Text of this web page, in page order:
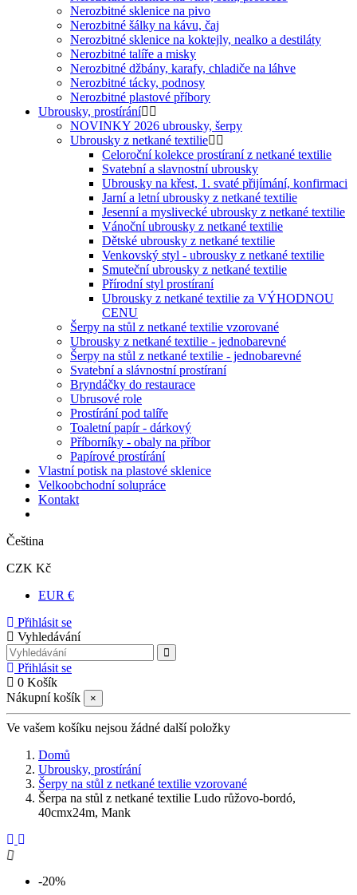
Nerozbitné sklenice na pivo
Nerozbitné šálky na kávu, čaj
Nerozbitné sklenice na koktejly, nealko a destiláty
Nerozbitné talíře a misky
Nerozbitné džbány, karafy, chladiče na láhve
Nerozbitné tácky, podnosy
Nerozbitné plastové příbory
Ubrousky, prostírání
NOVINKY 2026 ubrousky, šerpy
Ubrousky z netkané textilie
Celoroční kolekce prostíraní z netkané textilie
Svatební a slavnostní ubrousky
Ubrousky na křest, 1. svaté přijímání, konfirmaci
Jarní a letní ubrousky z netkané textilie
Jesenní a myslivecké ubrousky z netkané textilie
Vánoční ubrousky z netkané textilie
Dětské ubrousky z netkané textilie
Venkovský styl - ubrousky z netkané textilie
Smuteční ubrousky z netkané textilie
Přírodní styl prostíraní
Ubrousky z netkané textilie za VÝHODNOU
CENU
Šerpy na stůl z netkané textilie vzorované
Ubrousky z netkané textilie - jednobarevné
Šerpy na stůl z netkané textilie - jednobarevné
Svatební a slávnostní prostíraní
Bryndáčky do restaurace
Ubrusové role
Prostírání pod talíře
Toaletní papír - dárkový
Příborníky - obaly na příbor
Papírové prostírání
Vlastní potisk na plastové sklenice
Velkoobchodní solupráce
Kontakt
Čeština
CZK Kč
EUR €
Přihlásit se
Vyhledávání
Přihlásit se
0 Košík
Nákupní košík
×
Ve vašem košíku nejsou žádné další položky
Domů
Ubrousky, prostírání
Šerpy na stůl z netkané textilie vzorované
Šerpa na stůl z netkané textilie Ludo růžovo-bordó,
40cmx24m, Mank
-20%